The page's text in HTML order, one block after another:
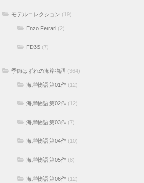
モデルコレクション (19)
Enzo Ferrari (2)
FD3S (7)
季節はずれの海岸物語 (364)
海岸物語 第01作 (12)
海岸物語 第02作 (12)
海岸物語 第03作 (7)
海岸物語 第04作 (10)
海岸物語 第05作 (8)
海岸物語 第06作 (12)